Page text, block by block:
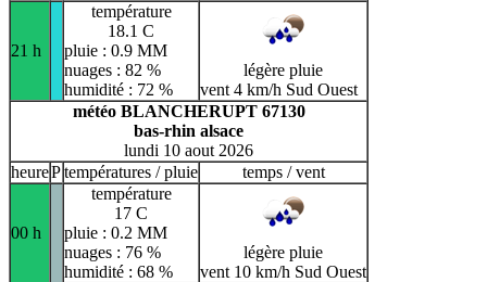
21 h
température
18.1 C
pluie : 0.9 MM
nuages : 82 %
humidité : 72 %
légère pluie
vent 4 km/h Sud Ouest
météo BLANCHERUPT 67130
bas-rhin alsace
lundi 10 aout 2026
heurePtempératures / pluie temps / vent
00 h
température
17 C
pluie : 0.2 MM
nuages : 76 %
humidité : 68 %
légère pluie
vent 10 km/h Sud Ouest